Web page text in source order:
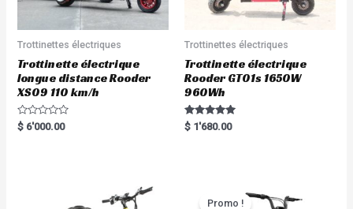
Trottinettes électriques
Trottinette électrique
longue distance Rooder
XS09 110 km/h
R
a
$ 6'000.00
Trottinettes électriques
Trottinette électrique
Rooder GT01s 1650W
960Wh
Rated
5.00
$ 1'680.00
Promo !